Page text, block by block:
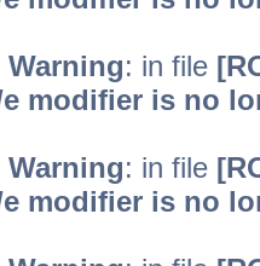
: in file
modifier is no
: in file
modifier is no